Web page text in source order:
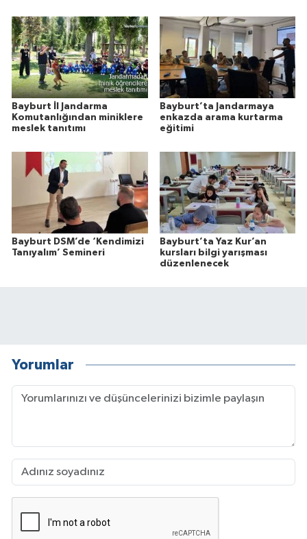
Bayburt İl Jandarma
Komutanlığından miniklere
meslek tanıtımı
Bayburt’ta Jandarmaya
enkazda arama kurtarma
eğitimi
Bayburt DSM’de ‘Kendimizi
Tanıyalım’ Semineri
Bayburt’ta Yaz Kur’an
kursları bilgi yarışması
düzenlenecek
Yorumlar